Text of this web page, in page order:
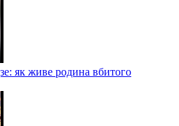
як живе родина вбитого